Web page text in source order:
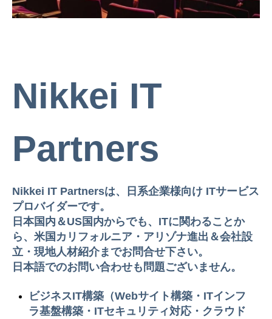
Nikkei IT
Partners
Nikkei IT Partnersは、日系企業様向け ITサービス
プロバイダーです。
日本国内＆US国内からでも、ITに関わることか
ら、米国カリフォルニア・アリゾナ進出＆会社設
立・現地人材紹介までお問合せ下さい。
日本語でのお問い合わせも問題ございません。
ビジネスIT構築（Webサイト構築・ITインフ
ラ基盤構築・ITセキュリティ対応・クラウド